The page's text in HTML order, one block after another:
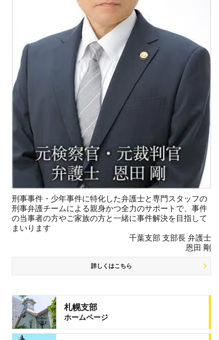
刑事事件・少年事件に特化した弁護士と専門スタッフの
刑事弁護チームによる親身かつ全力のサポートで、事件
の当事者の方やご家族の方と一緒に事件解決を目指して
まいります
千葉支部 支部長 弁護士
恩田 剛
詳しくはこちら
札幌支部
ホームページ